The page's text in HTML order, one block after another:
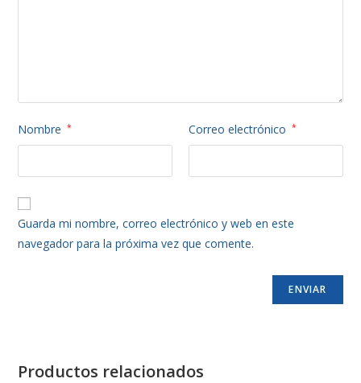
Nombre * Correo electrónico *
Guarda mi nombre, correo electrónico y web en este
navegador para la próxima vez que comente.
Productos relacionados